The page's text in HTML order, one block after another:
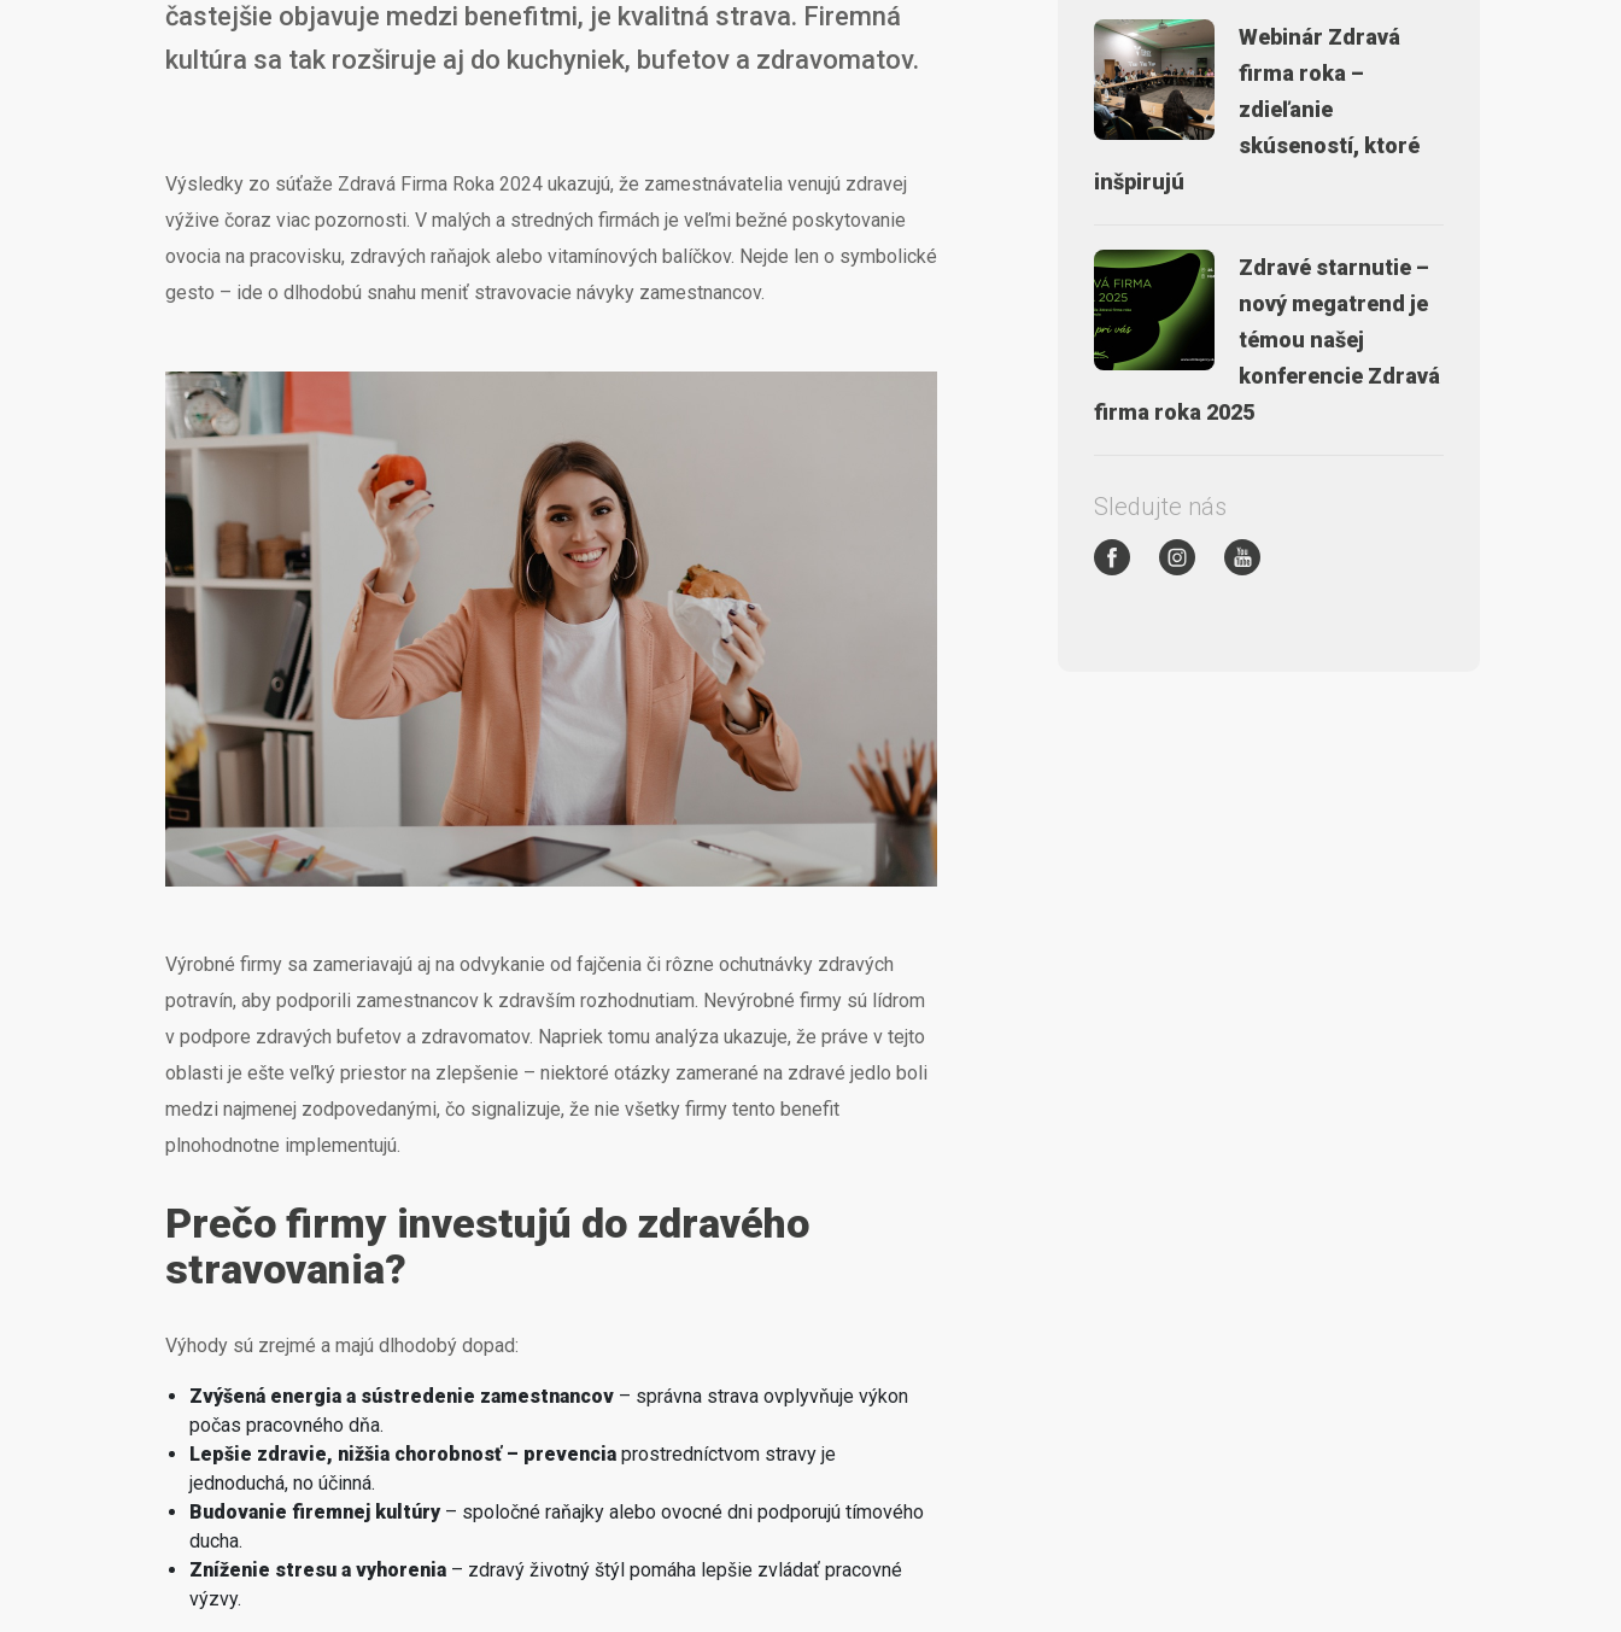
častejšie objavuje medzi benefitmi, je kvalitná strava. Firemná
kultúra sa tak rozširuje aj do kuchyniek, bufetov a zdravomatov.
Výsledky zo súťaže Zdravá Firma Roka 2024 ukazujú, že zamestnávatelia venujú zdravej
výžive čoraz viac pozornosti. V malých a stredných firmách je veľmi bežné poskytovanie
ovocia na pracovisku, zdravých raňajok alebo vitamínových balíčkov. Nejde len o symbolické
gesto – ide o dlhodobú snahu meniť stravovacie návyky zamestnancov.
Výrobné firmy sa zameriavajú aj na odvykanie od fajčenia či rôzne ochutnávky zdravých
potravín, aby podporili zamestnancov k zdravším rozhodnutiam. Nevýrobné firmy sú lídrom
v podpore zdravých bufetov a zdravomatov. Napriek tomu analýza ukazuje, že práve v tejto
oblasti je ešte veľký priestor na zlepšenie – niektoré otázky zamerané na zdravé jedlo boli
medzi najmenej zodpovedanými, čo signalizuje, že nie všetky firmy tento benefit
plnohodnotne implementujú.
Prečo firmy investujú do zdravého
stravovania?
Výhody sú zrejmé a majú dlhodobý dopad:
Zvýšená energia a sústredenie zamestnancov – správna strava ovplyvňuje výkon
počas pracovného dňa.
Lepšie zdravie, nižšia chorobnosť – prevencia prostredníctvom stravy je
jednoduchá, no účinná.
Budovanie firemnej kultúry– spoločné raňajky alebo ovocné dni podporujú tímového
ducha.
Zníženie stresu a vyhorenia – zdravý životný štýl pomáha lepšie zvládať pracovné
výzvy.
Webinár Zdravá
firma roka –
zdieľanie
skúseností, ktoré
inšpirujú
Zdravé starnutie –
nový megatrend je
témou našej
konferencie Zdravá
firma roka 2025
Sledujte nás